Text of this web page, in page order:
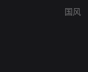
国风